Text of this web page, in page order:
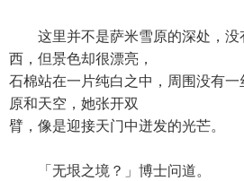
这里并不是萨米雪原的深处，没
西，但景色却很漂亮，
石棉站在一片纯白之中，周围没有
原和天空，她张开双
臂，像是迎接天门中迸发的光芒。
「无垠之境？」博士问道。